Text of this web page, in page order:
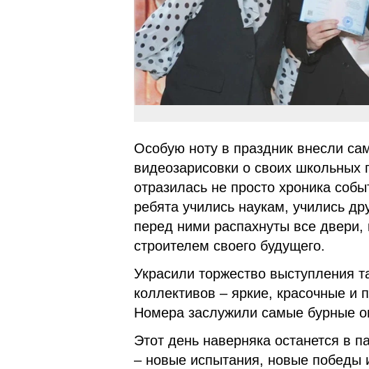
Особую ноту в праздник внесли
видеозарисовки о своих школьных
отразилась не просто хроника
ребята учились наукам, учились
перед ними распахнуты все двери,
строителем своего будущего.
Украсили торжество выступления
коллективов – яркие, красочные
Номера заслужили самые бурные
Этот день наверняка останется в
– новые испытания, новые победы